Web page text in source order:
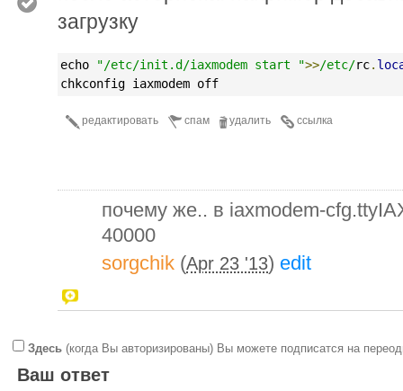
загрузку
echo "/etc/init.d/iaxmodem start ">>/etc/rc.
chkconfig iaxmodem off
ссылка
удалить
спам
редактировать
почему же.. в iaxmodem-
40000
sorgchik (Apr 23 '13) edit
Здесь (когда Вы авторизированы) Вы можете подписатся на
Ваш ответ